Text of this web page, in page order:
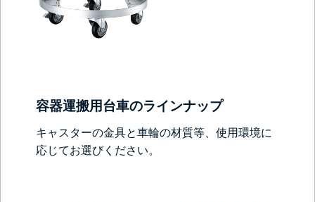
容器運搬用台車のラインナップ
キャスターの金具と車輪の材質等、使用環境に
応じてお選びください。